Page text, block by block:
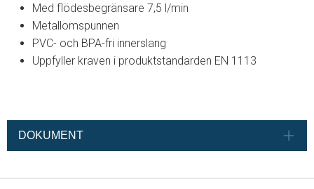
Med flödesbegränsare 7,5 l/min
Metallomspunnen
PVC- och BPA-fri innerslang
Uppfyller kraven i produktstandarden EN 1113
DOKUMENT